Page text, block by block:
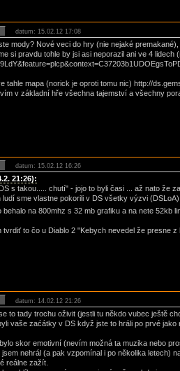
datum: 15.02.12 17:08
mody? Nové veci do hry (nie nejaké
si pravdu tohle by jsi asi neporazil ani ve 4
tahle mapa (norick je oproti tomu nic) http://
v základní hře všechna tajemství a všechny
datum: 15.02.12 16:26
21:26):
s takou..... chutí" - jojo to byli časi ... až nato že
ludí sme vlastne pokorili v DS všetky výzvi
behalo na 800mhz s 32 mb grafiku a na nete 52kb
tvrdiť to čo u Diablo 2 "Kebych nevedel že presne
datum: 14.02.12 21:26
to tady trochu oživit (jestli tu někdo vubec ještě
vaše zaćátky v DS když jste to hráli po prvé
skor emotivní (nevím možná ta muzika nebo
jsem nehrál (a pak vzpomínal i po několika letech)
reálne zažít.